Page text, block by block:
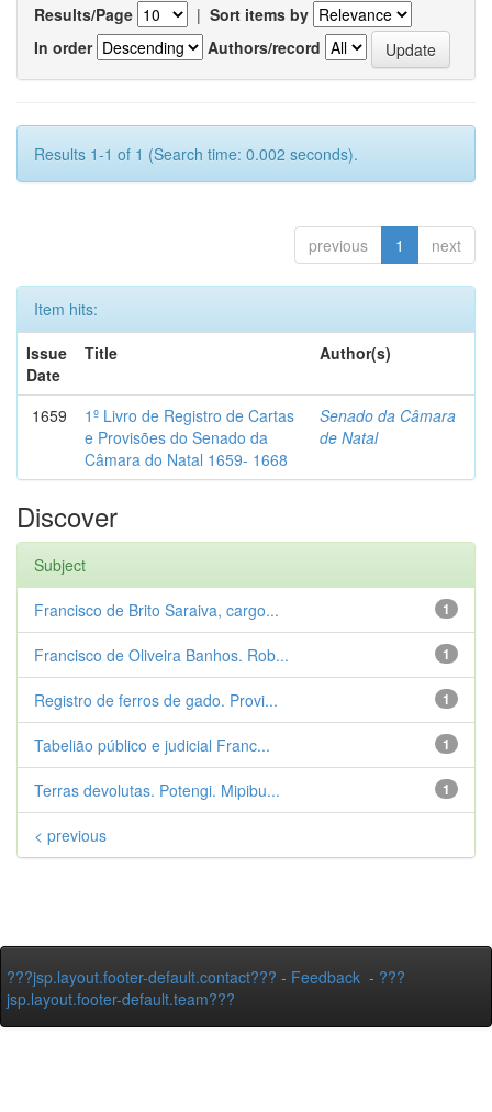
Results/Page | Sort items by
In order
Authors/record
Results 1-1 of 1 (Search time: 0.002 seconds).
previous 1 next
Item hits:
Issue
Date
Title Author(s)
1659
1º Livro de Registro de Cartas
e Provisões do Senado da
Câmara do Natal 1659- 1668
Senado da Câmara
de Natal
Discover
Subject
1
Francisco de Brito Saraiva, cargo...
1
Francisco de Oliveira Banhos. Rob...
1
Registro de ferros de gado. Provi...
1
Tabelião público e judicial Franc...
1
Terras devolutas. Potengi. Mipibu...
< previous
???jsp.layout.footer-default.contact??? - Feedback - ???
jsp.layout.footer-default.team???